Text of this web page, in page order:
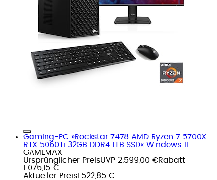
Gaming-PC »Rockstar 7478 AMD Ryzen 7 5700X
RTX 5060Ti 32GB DDR4 1TB SSD« Windows 11
GAMEMAX
Ursprünglicher PreisUVP 2.599,00 €Rabatt-
1.076,15 €
Aktueller Preis1.522,85 €